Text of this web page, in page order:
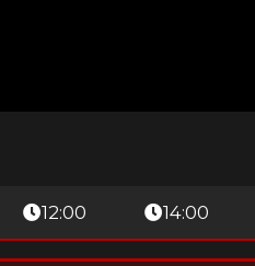
12:00 14:00